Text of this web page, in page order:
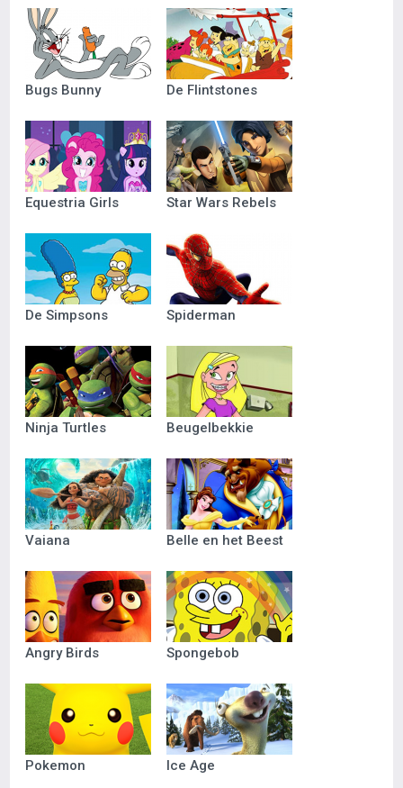
Bugs Bunny De Flintstones
Equestria Girls Star Wars Rebels
De Simpsons Spiderman
Ninja Turtles Beugelbekkie
Vaiana Belle en het Beest
Angry Birds Spongebob
Pokemon Ice Age